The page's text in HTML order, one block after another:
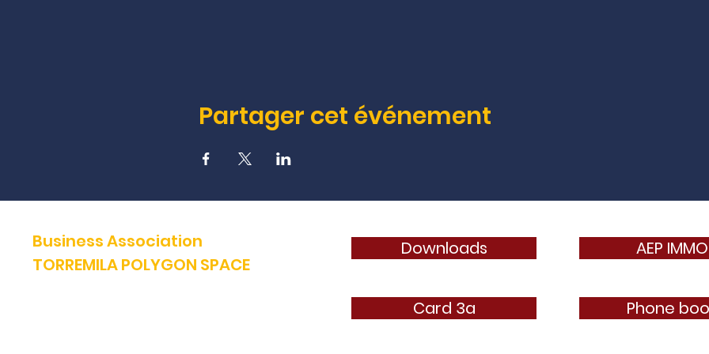
Partager cet événement
Business Association
TORREMILA POLYGON SPACE
Downloads
Card 3a
AEP IMMO
Phone